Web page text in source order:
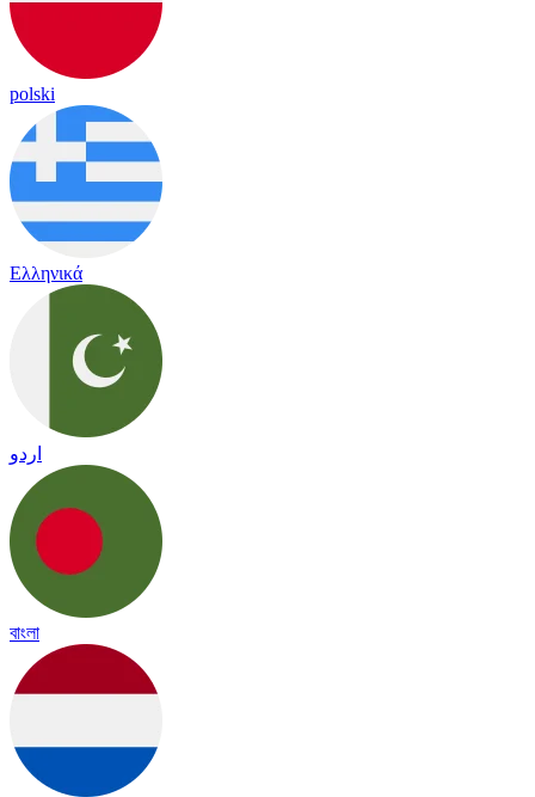
polski
Ελληνικά
اردو
বাংলা